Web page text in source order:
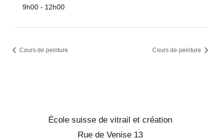
9h00 - 12h00
Cours de peinture Cours de peinture
École suisse de vitrail et création
Rue de Venise 13